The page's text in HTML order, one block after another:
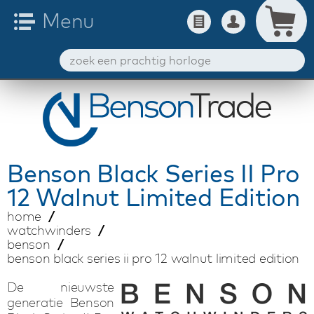
Benson Black Series II Pro
12 Walnut Limited Edition
home
watchwinders
benson
benson black series ii pro 12 walnut limited edition
De nieuwste
generatie Benson